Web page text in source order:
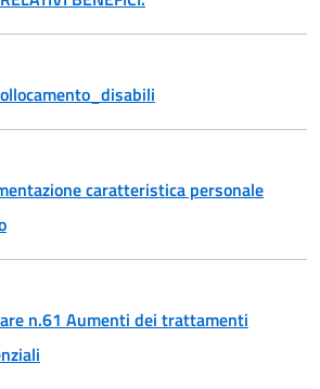
caratteristica personale
n.61 Aumenti dei trattamenti